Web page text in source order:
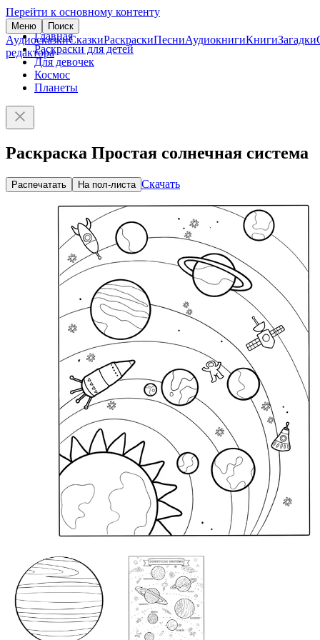
Перейти к основному контенту
Меню Поиск
АудиосказкиСказкиРаскраскиПесниАудиокнигиКнигиЗагадки
редактора
Главная
Раскраски для детей
Для девочек
Космос
Планеты
Раскраска Простая солнечная система
Распечатать На пол-листа Скачать